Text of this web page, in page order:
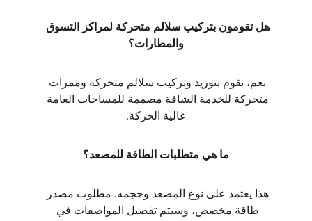
هل تقومون بتركيب سلالم متحركة لمراكز التسوق
والمطارات؟
نعم، نقوم بتوريد وتركيب سلالم متحركة وممرات
متحركة للخدمة الشاقة مصممة للمساحات العامة
عالية الحركة.
ما هي متطلبات الطاقة للمصعد؟
هذا يعتمد على نوع المصعد وحجمه. مطلوب مصدر
طاقة مخصص، وسيتم تفصيل المواصفات في